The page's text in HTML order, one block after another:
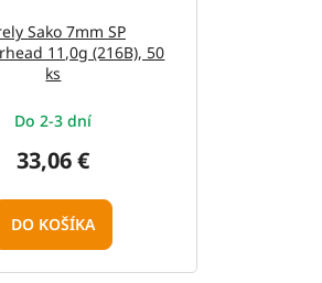
Sako 7mm SP
11,0g (216B), 50
ks
Do 2-3 dní
33,06 €
DO KOŠÍKA